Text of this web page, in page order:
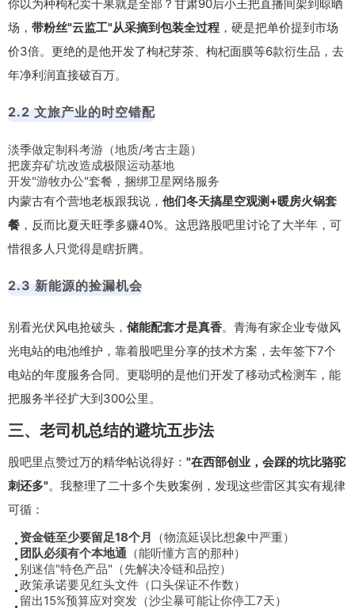
你以为种枸杞卖干果就是全部？甘肃90后小王把直播间架到晾晒
场， 带粉丝"云监工"从采摘到包装全过程 ，硬是把单价提到市场
价3倍。更绝的是他开发了枸杞芽茶、枸杞面膜等6款衍生品，去
年净利润直接破百万。
2.2 文旅产业的时空错配
淡季做定制科考游（地质/考古主题）
把废弃矿坑改造成极限运动基地
开发"游牧办公"套餐，捆绑卫星网络服务
内蒙古有个营地老板跟我说， 他们冬天搞星空观测+暖房火锅套
餐 ，反而比夏天旺季多赚40%。这思路股吧里讨论了大半年，可
惜很多人只觉得是瞎折腾。
2.3 新能源的捡漏机会
别看光伏风电抢破头， 储能配套才是真香。青海有家企业专做风
光电站的电池维护，靠着股吧里分享的技术方案，去年签下7个
电站的年度服务合同。更聪明的是他们开发了移动式检测车，能
把服务半径扩大到300公里。
三、老司机总结的避坑五步法
股吧里点赞过万的精华帖说得好： "在西部创业，会踩的坑比骆驼
刺还多"。我整理了二十多个失败案例，发现这些雷区其实有规律
可循：
资金链至少要留足18个月 （物流延误比想象中严重）
团队必须有个本地通 （能听懂方言的那种）
别迷信"特色产品"（先解决冷链和品控）
政策承诺要见红头文件（口头保证不作数）
留出15%预算应对突发（沙尘暴可能让你停工7天）